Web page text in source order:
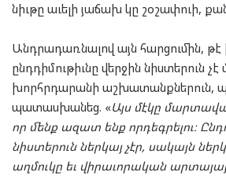
նիւթը աւելի յաճախ կը շօշափուի, քան
Անդրադառնալով այն հարցումին, թէ
ընդդիմութիւնը վերջին նիստերուն
խորհրդարանի աշխատանքներուն,
պատասխանեց. «Այս մէկը
որ մենք ազատ ենք որդեգրելու։
նիստերուն ներկայ չէր, սակայն
աղմուկը եւ վիրաւորական